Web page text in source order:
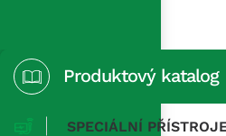
Produktový katalog
SPECIÁLNÍ